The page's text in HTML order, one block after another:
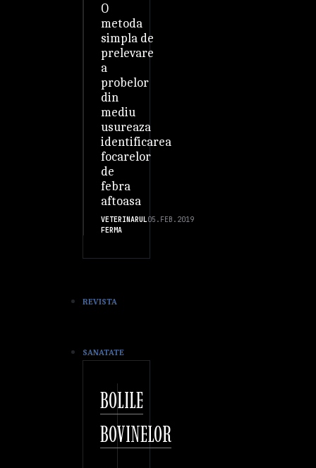
O
metoda
simpla de
prelevare
a
probelor
din
mediu
usureaza
identificarea
focarelor
de
febra
aftoasa
VETERINARUL
FERMA
05.FEB.2019
REVISTA
SANATATE
BOLILE
BOVINELOR